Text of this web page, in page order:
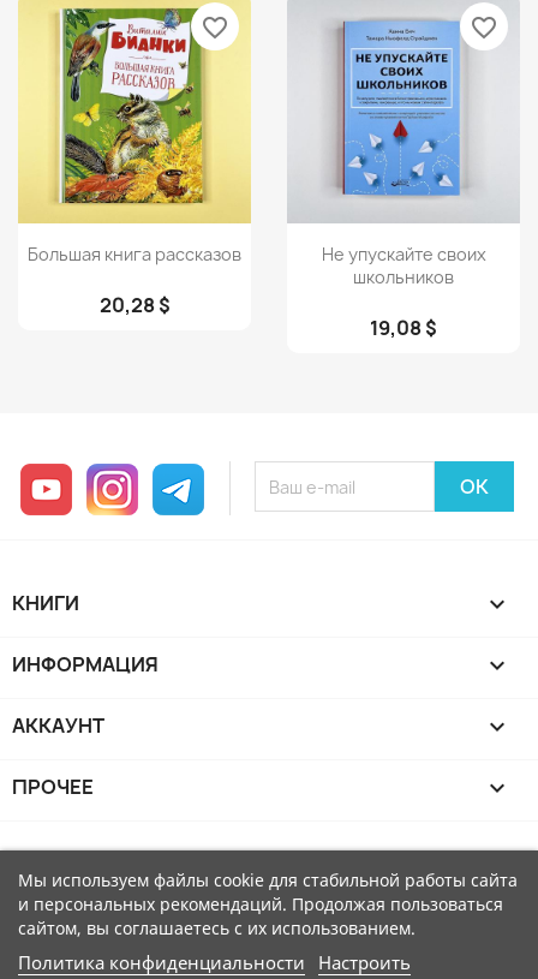
Просмотр
Большая книга рассказов
20,28 $
favorite_border
Просмотр
Не упускайте своих
школьников
19,08 $
favorite_border
YouTube InstagramTelegram
КНИГИ 
ИНФОРМАЦИЯ 
АККАУНТ 
ПРОЧЕЕ 
Мы используем файлы cookie для стабильной работы сайта
и персональных рекомендаций. Продолжая пользоваться
сайтом, вы соглашаетесь с их использованием.
Политика конфиденциальности Настроить